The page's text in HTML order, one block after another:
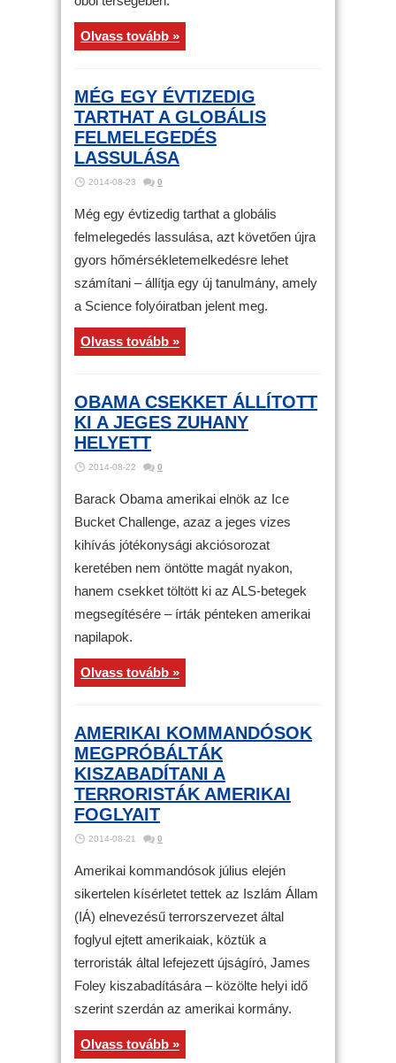
Olvass tovább »
MÉG EGY ÉVTIZEDIG
TARTHAT A GLOBÁLIS
FELMELEGEDÉS
LASSULÁSA
2014-08-23 0
Még egy évtizedig tarthat a globális
felmelegedés lassulása, azt követően újra
gyors hőmérsékletemelkedésre lehet
számítani – állítja egy új tanulmány, amely
a Science folyóiratban jelent meg.
Olvass tovább »
OBAMA CSEKKET ÁLLÍTOTT
KI A JEGES ZUHANY
HELYETT
2014-08-22 0
Barack Obama amerikai elnök az Ice
Bucket Challenge, azaz a jeges vizes
kihívás jótékonysági akciósorozat
keretében nem öntötte magát nyakon,
hanem csekket töltött ki az ALS-betegek
megsegítésére – írták pénteken amerikai
napilapok.
Olvass tovább »
AMERIKAI KOMMANDÓSOK
MEGPRÓBÁLTÁK
KISZABADÍTANI A
TERRORISTÁK AMERIKAI
FOGLYAIT
2014-08-21 0
Amerikai kommandósok július elején
sikertelen kísérletet tettek az Iszlám Állam
(IÁ) elnevezésű terrorszervezet által
foglyul ejtett amerikaiak, köztük a
terroristák által lefejezett újságíró, James
Foley kiszabadítására – közölte helyi idő
szerint szerdán az amerikai kormány.
Olvass tovább »